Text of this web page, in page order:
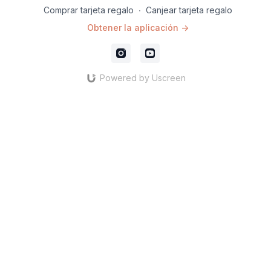
Comprar tarjeta regalo ∙ Canjear tarjeta regalo
Obtener la aplicación ->
Powered by Uscreen